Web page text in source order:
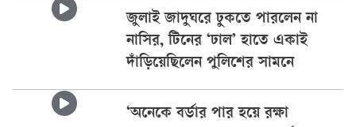
জুলাই জাদুঘরে ঢুকতে পারলেন না
নাসির, টিনের ‘ঢাল’ হাতে একাই
দাঁড়িয়েছিলেন পুলিশের সামনে
‘অনেকে বর্ডার পার হয়ে রক্ষা